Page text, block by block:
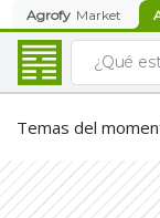
Agrofy Market
Temas del